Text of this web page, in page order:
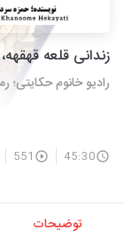
زندانی قلعه
رادیو خانوم حکایتی؛
45:30
551
توضیحات